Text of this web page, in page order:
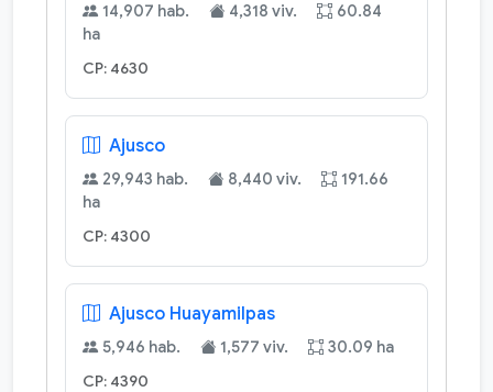
14,907 hab. 4,318 viv.
60.84
ha
CP: 4630
Ajusco
29,943 hab. 8,440 viv.
191.66
ha
CP: 4300
Ajusco Huayamilpas
5,946 hab. 1,577 viv. 30.09 ha
CP: 4390